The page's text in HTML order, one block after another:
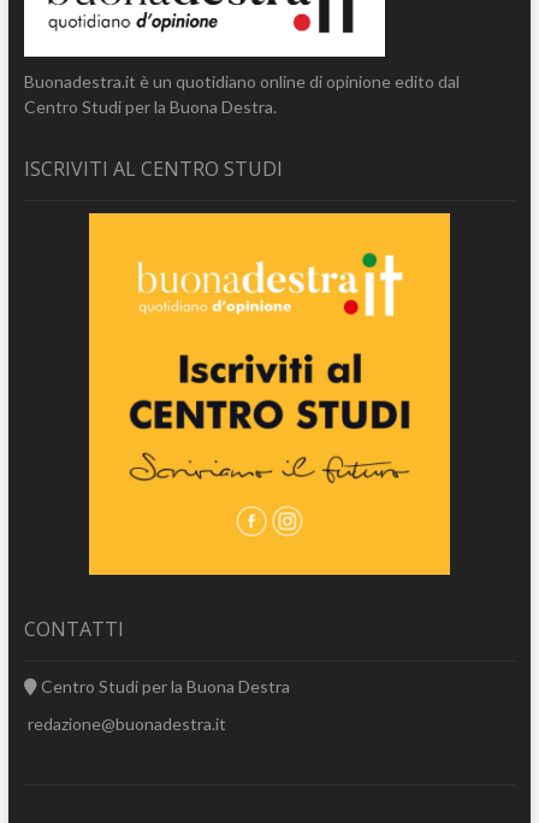
Buonadestra.it è un quotidiano online di opinione edito dal
Centro Studi per la Buona Destra.
ISCRIVITI AL CENTRO STUDI
CONTATTI
Centro Studi per la Buona Destra
redazione@buonadestra.it